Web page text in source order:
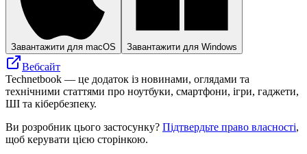
Завантажити для macOS Завантажити для Windows
Вебсайт
Technetbook — це додаток із новинами, оглядами та
технічними статтями про ноутбуки, смартфони, ігри, гаджети,
ШІ та кібербезпеку.
Ви розробник цього застосунку? Підтвердьте право власності,
щоб керувати цією сторінкою.